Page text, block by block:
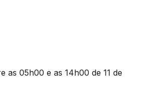
as 05h00 e as 14h00 de 11 de